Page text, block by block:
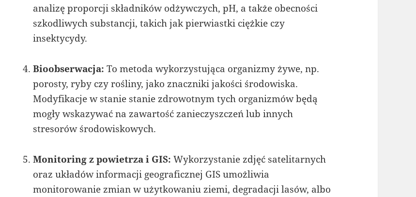
analizę proporcji składników odżywczych, pH, a także obecności
szkodliwych substancji, takich jak pierwiastki ciężkie czy
insektycydy.
Bioobserwacja: To metoda wykorzystująca organizmy żywe, np.
porosty, ryby czy rośliny, jako znaczniki jakości środowiska.
Modyfikacje w stanie stanie zdrowotnym tych organizmów będą
mogły wskazywać na zawartość zanieczyszczeń lub innych
stresorów środowiskowych.
Monitoring z powietrza i GIS: Wykorzystanie zdjęć satelitarnych
oraz układów informacji geograficznej GIS umożliwia
monitorowanie zmian w użytkowaniu ziemi, degradacji lasów, albo